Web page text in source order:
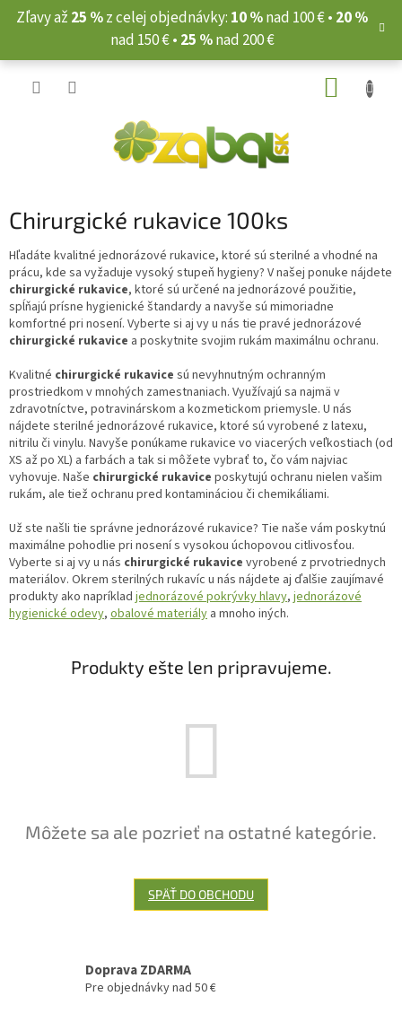
Prejsť
Zľavy až 25 %z celej objednávky: 10 %nad 100 € • 20 %
nad 150 € • 25 %nad 200 €
Chirurgické rukavice 100ks
Hľadáte kvalitné jednorázové rukavice, ktoré sú sterilné a vhodné na
prácu, kde sa vyžaduje vysoký stupeň hygieny? V našej ponuke nájdete
chirurgické rukavice, ktoré sú určené na jednorázové použitie,
spĺňajú prísne hygienické štandardy a navyše sú mimoriadne
komfortné pri nosení. Vyberte si aj vy u nás tie pravé jednorázové
chirurgické rukavice a poskytnite svojim rukám maximálnu ochranu.
Kvalitné chirurgické rukavice sú nevyhnutným ochranným
prostriedkom v mnohých zamestnaniach. Využívajú sa najmä v
zdravotníctve, potravinárskom a kozmetickom priemysle. U nás
nájdete sterilné jednorázové rukavice, ktoré sú vyrobené z latexu,
nitrilu či vinylu. Navyše ponúkame rukavice vo viacerých veľkostiach (od
XS až po XL) a farbách a tak si môžete vybrať to, čo vám najviac
vyhovuje. Naše chirurgické rukavice poskytujú ochranu nielen vašim
rukám, ale tiež ochranu pred kontamináciou či chemikáliami.
Už ste našli tie správne jednorázové rukavice? Tie naše vám poskytnú
maximálne pohodlie pri nosení s vysokou úchopovou citlivosťou.
Vyberte si aj vy u nás chirurgické rukavice vyrobené z prvotriednych
materiálov. Okrem sterilných rukavíc u nás nájdete aj ďalšie zaujímavé
produkty ako napríklad jednorázové pokrývky hlavy, jednorázové
hygienické odevy, obalové materiály a mnoho iných.
Produkty ešte len pripravujeme.
Môžete sa ale pozrieť na ostatné kategórie.
SPÄŤ DO OBCHODU
Doprava ZDARMA
Pre objednávky nad 50 €